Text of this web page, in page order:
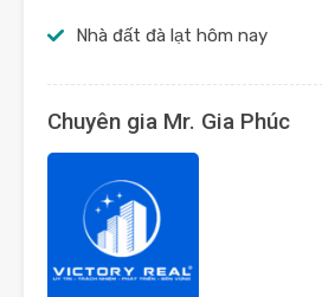
Nhà đất đà lạt hôm nay
Chuyên gia Mr. Gia Phúc